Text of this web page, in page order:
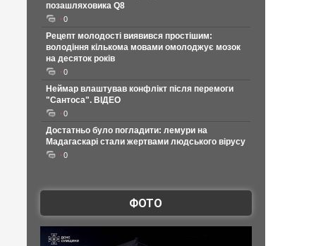
позашляховика Q8
0
Рецепт молодості виявився простішим:
володіння кількома мовами омолоджує мозок
на десяток років
0
Неймар влаштував конфлікт після перемоги
"Сантоса". ВІДЕО
0
Достатньо було погладити: лемури на
Мадагаскарі стали жертвами людського вірусу
0
ФОТО